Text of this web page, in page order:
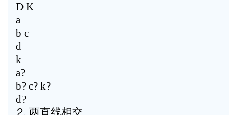
D K
a
b c
d
k
a?
b? c? k?
d?
⒉ 两直线相交